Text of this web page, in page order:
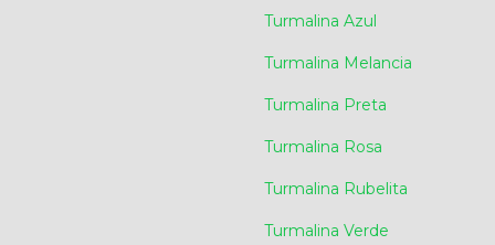
Turmalina Azul
Turmalina Melancia
Turmalina Preta
Turmalina Rosa
Turmalina Rubelita
Turmalina Verde